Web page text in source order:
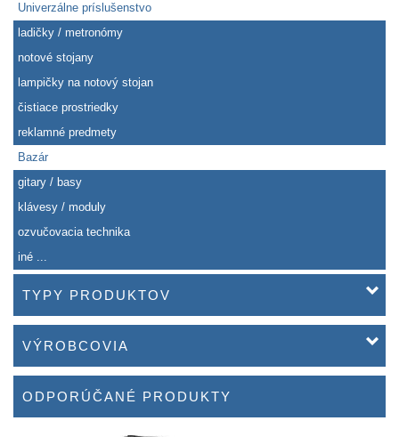
Univerzálne príslušenstvo
ladičky / metronómy
notové stojany
lampičky na notový stojan
čistiace prostriedky
reklamné predmety
Bazár
gitary / basy
klávesy / moduly
ozvučovacia technika
iné ...
TYPY PRODUKTOV
VÝROBCOVIA
ODPORÚČANÉ PRODUKTY